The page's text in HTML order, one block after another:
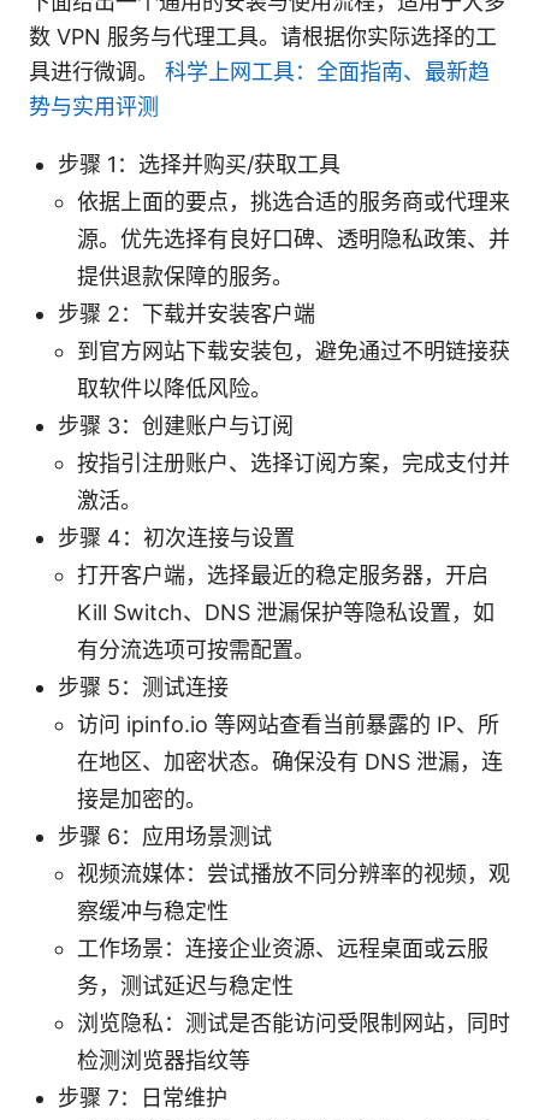
数 VPN 服务与代理工具。请根据你实际选择的工
具进行微调。 科学上网工具：全面指南、最新趋
势与实用评测
步骤 1：选择并购买/获取工具
依据上面的要点，挑选合适的服务商或代理来
源。优先选择有良好口碑、透明隐私政策、并
提供退款保障的服务。
步骤 2：下载并安装客户端
到官方网站下载安装包，避免通过不明链接获
取软件以降低风险。
步骤 3：创建账户与订阅
按指引注册账户、选择订阅方案，完成支付并
激活。
步骤 4：初次连接与设置
打开客户端，选择最近的稳定服务器，开启
Kill Switch、DNS 泄漏保护等隐私设置，如
有分流选项可按需配置。
步骤 5：测试连接
访问 ipinfo.io 等网站查看当前暴露的 IP、所
在地区、加密状态。确保没有 DNS 泄漏，连
接是加密的。
步骤 6：应用场景测试
视频流媒体：尝试播放不同分辨率的视频，观
察缓冲与稳定性
工作场景：连接企业资源、远程桌面或云服
务，测试延迟与稳定性
浏览隐私：测试是否能访问受限制网站，同时
检测浏览器指纹等
步骤 7：日常维护